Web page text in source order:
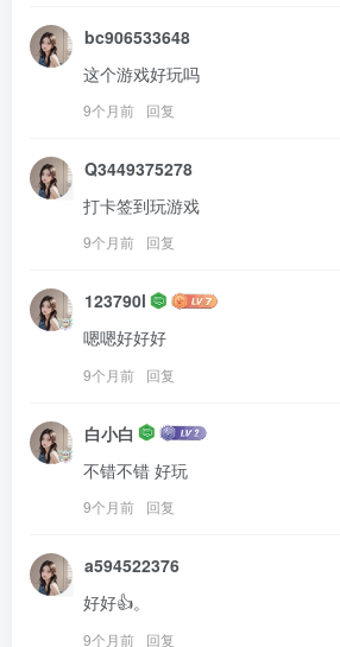
bc906533648
这个游戏好玩吗
9个月前 回复
Q3449375278
打卡签到玩游戏
9个月前 回复
123790l
嗯嗯好好好
9个月前 回复
白小白
不错不错 好玩
9个月前 回复
a594522376
好好👍。
9个月前 回复